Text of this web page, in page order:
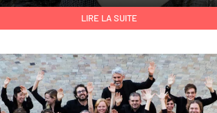
LIRE LA SUITE